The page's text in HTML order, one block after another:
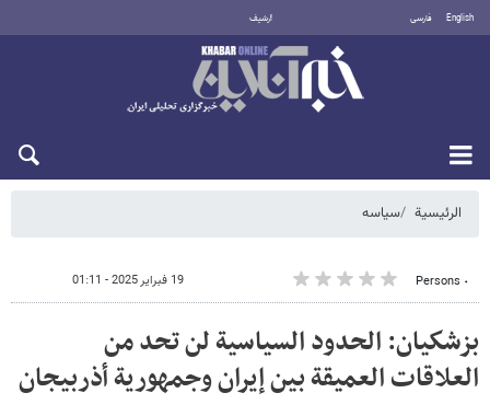
English فارسی أرشيف
الرئيسية سیاسه
٠ Persons 19 فبراير 2025 - 01:11
بزشكيان: الحدود السياسية لن تحد من
العلاقات العميقة بين إيران وجمهورية أذربيجان